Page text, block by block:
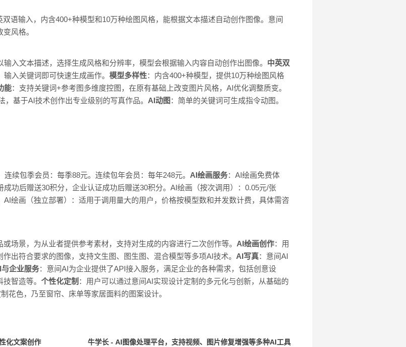
语输入，内含400+种模型和10万种绘图风格，能根据文本描述自动创作图像。意间
风格。
入文本描述，选择生成风格和分辨率，模型会根据输入内容自动创作出图像。 中英双
入关键词即可快速生成画作。 模型多样性：内含400+种模型，提供10万种绘图风格
能：支持关键词+参考图多维度控图，在原有基础上改变图片风格，AI优化调整质变。
基于AI技术创作出专业级别的写真作品。 AI动图 ：简单的关键词可生成指令动图。
续包季会员：每季88元。连续包年会员：每年248元。 AI绘画服务：AI绘画免费体
功后赠送30积分，企业认证成功后赠送30积分。AI绘画（按次调用）：0.05元/张
绘画（独立部署）：适用于调用量大的用户，价格按模型数和并发数计费，具体需咨
场景，为从业者提供参考素材，支持对生成的内容进行二次创作等。 AI绘画创作：用
出符合要求的图像，支持文生图、图生图、混合模型等多项AI技术。 AI写真：意间AI
企业服务：意间AI为企业提供了API接入服务，满足企业的各种需求，包括创意设
智造等。 个性化定制 ：用户可以通过意间AI实现设计定制的多元化与创新，从基础的
花色，乃至窗帘、床单等家居面料的图案设计。
化文案创作 牛学长 - AI图像处理平台，支持视频、图片修复增强等多种AI工具